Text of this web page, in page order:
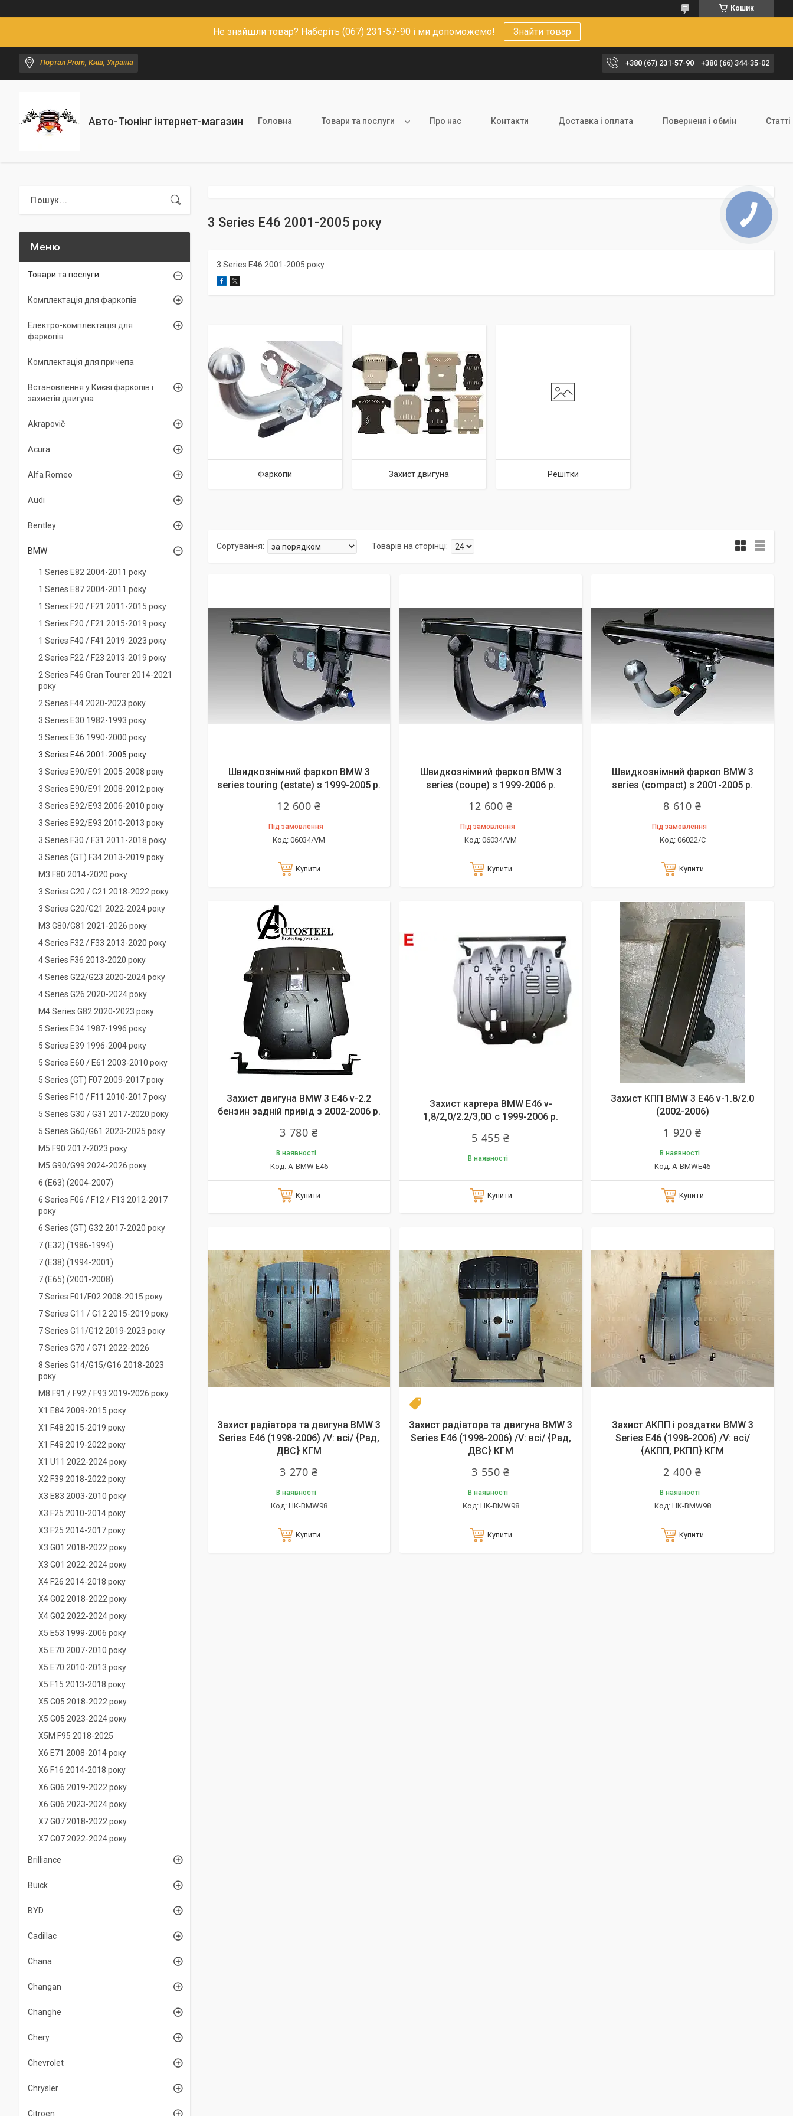
Кошик
Не знайшли товар? Наберіть (067) 231-57-90 і ми допоможемо! Знайти товар
Портал Prom, Київ, Україна +380 (67) 231-57-90 +380 (66) 344-35-02
Авто-Тюнінг інтернет-магазин Головна Товари та послуги Про нас Контакти Доставка і оплата Поверненя і обмін Статті
3 Series E46 2001-2005 року
3 Series E46 2001-2005 року
Фаркопи Захист двигуна Решітки
Швидкознімний фаркоп BMW 3
series touring (estate) з 1999-2005 р.
12 600 ₴
Під замовлення
06034/VM
Купити
Швидкознімний фаркоп BMW 3
series (coupe) з 1999-2006 р.
12 600 ₴
Під замовлення
06034/VM
Купити
Швидкознімний фаркоп BMW 3
series (compact) з 2001-2005 р.
8 610 ₴
Під замовлення
06022/C
Купити
Захист двигуна BMW 3 E46 v-2.2
бензин задній привід з 2002-2006 р.
3 780 ₴
В наявності
А-BMW E46
Купити
Захист картера BMW E46 v-
1,8/2,0/2.2/3,0D c 1999-2006 р.
5 455 ₴
В наявності
Купити
Захист КПП BMW 3 E46 v-1.8/2.0
(2002-2006)
1 920 ₴
В наявності
А-BMWE46
Купити
Захист радіатора та двигуна BMW 3
Series E46 (1998-2006) /V: всі/ {Рад,
ДВС} КГМ
3 270 ₴
В наявності
HK-BMW98
Купити
Захист радіатора та двигуна BMW 3
Series E46 (1998-2006) /V: всі/ {Рад,
ДВС} КГМ
3 550 ₴
В наявності
HK-BMW98
Купити
Захист АКПП і роздатки BMW 3
Series E46 (1998-2006) /V: всі/
{АКПП, РКПП} КГМ
2 400 ₴
В наявності
HK-BMW98
Купити
Товари та послуги
Комплектація для фаркопів
Електро-комплектація для
фаркопів
Комплектація для причепа
Встановлення у Києві фаркопів і
захистів двигуна
Akrapovič
Acura
Alfa Romeo
Audi
Bentley
BMW
1 Series E82 2004-2011 року
1 Series Е87 2004-2011 року
1 Series F20 / F21 2011-2015 року
1 Series F20 / F21 2015-2019 року
1 Series F40 / F41 2019-2023 року
2 Series F22 / F23 2013-2019 року
2 Series F46 Gran Tourer 2014-2021
року
2 Series F44 2020-2023 року
3 Series E30 1982-1993 року
3 Series E36 1990-2000 року
3 Series E46 2001-2005 року
3 Series E90/E91 2005-2008 року
3 Series E90/E91 2008-2012 року
3 Series E92/E93 2006-2010 року
3 Series E92/E93 2010-2013 року
3 Series F30 / F31 2011-2018 року
3 Series (GT) F34 2013-2019 року
M3 F80 2014-2020 року
3 Series G20 / G21 2018-2022 року
3 Series G20/G21 2022-2024 року
M3 G80/G81 2021-2026 року
4 Series F32 / F33 2013-2020 року
4 Series F36 2013-2020 року
4 Series G22/G23 2020-2024 року
4 Series G26 2020-2024 року
M4 Series G82 2020-2023 року
5 Series E34 1987-1996 року
5 Series E39 1996-2004 року
5 Series E60 / E61 2003-2010 року
5 Series (GT) F07 2009-2017 року
5 Series F10 / F11 2010-2017 року
5 Series G30 / G31 2017-2020 року
5 Series G60/G61 2023-2025 року
M5 F90 2017-2023 року
M5 G90/G99 2024-2026 року
6 (E63) (2004-2007)
6 Series F06 / F12 / F13 2012-2017
року
6 Series (GT) G32 2017-2020 року
7 (Е32) (1986-1994)
7 (E38) (1994-2001)
7 (E65) (2001-2008)
7 Series F01/F02 2008-2015 року
7 Series G11 / G12 2015-2019 року
7 Series G11/G12 2019-2023 року
7 Series G70 / G71 2022-2026
8 Series G14/G15/G16 2018-2023
року
M8 F91 / F92 / F93 2019-2026 року
X1 E84 2009-2015 року
X1 F48 2015-2019 року
X1 F48 2019-2022 року
X1 U11 2022-2024 року
X2 F39 2018-2022 року
X3 E83 2003-2010 року
X3 F25 2010-2014 року
X3 F25 2014-2017 року
X3 G01 2018-2022 року
X3 G01 2022-2024 року
X4 F26 2014-2018 року
X4 G02 2018-2022 року
X4 G02 2022-2024 року
X5 E53 1999-2006 року
X5 E70 2007-2010 року
X5 E70 2010-2013 року
X5 F15 2013-2018 року
X5 G05 2018-2022 року
X5 G05 2023-2024 року
X5M F95 2018-2025
X6 E71 2008-2014 року
X6 F16 2014-2018 року
X6 G06 2019-2022 року
X6 G06 2023-2024 року
X7 G07 2018-2022 року
X7 G07 2022-2024 року
Brilliance
Buick
BYD
Cadillac
Chana
Changan
Changhe
Chery
Chevrolet
Chrysler
Citroen